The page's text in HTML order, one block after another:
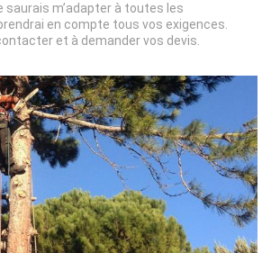
saurais m’adapter à toutes les
en compte tous vos exigences.
et à demander vos devis.